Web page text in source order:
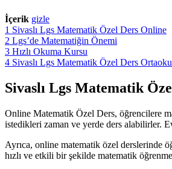
İçerik gizle
1 Sivaslı Lgs Matematik Özel Ders Online
2 Lgs’de Matematiğin Önemi
3 Hızlı Okuma Kursu
4 Sivaslı Lgs Matematik Özel Ders
Sivaslı Lgs Matematik
Online Matematik Özel Ders, öğrencilere
istedikleri zaman ve yerde ders alabilirler.
Ayrıca, online matematik özel derslerinde
hızlı ve etkili bir şekilde matematik